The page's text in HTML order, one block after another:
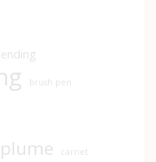
brush pen
carnet